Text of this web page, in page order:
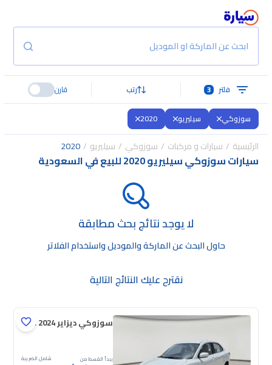
ابحث عن الماركة او الموديل
فلتر 3 رتب قارن
سوزوكي سيليريو 2020
الرئيسية سيارات و مركبات سوزوكي سيليريو 2020
سيارات سوزوكي سيليريو 2020 للبيع في السعودية
لا يوجد نتائج بحث مطابقة
حاول البحث عن الماركة والموديل واستخدام الفلاتر
نقترح عليك النتائج التالية
سوزوكي ديزاير GL 2024
يبدأ القسط من شامل الضريبة